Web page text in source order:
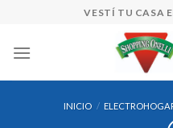
content
VESTÍ TU CASA
INICIO /